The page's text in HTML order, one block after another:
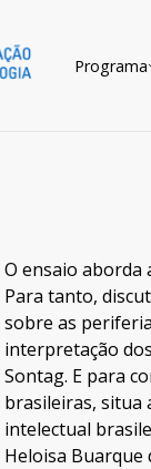
Programa
O ensaio aborda
Para tanto,
sobre as
interpretação
Sontag. E para
brasileiras, situa
intelectual
Heloisa Buarque